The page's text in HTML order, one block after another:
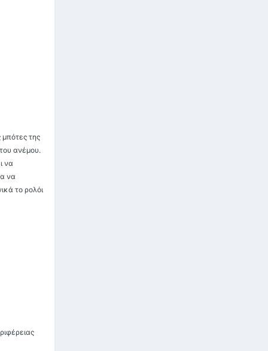
μπότες της
ανέμου.
να
να
το ρολόι